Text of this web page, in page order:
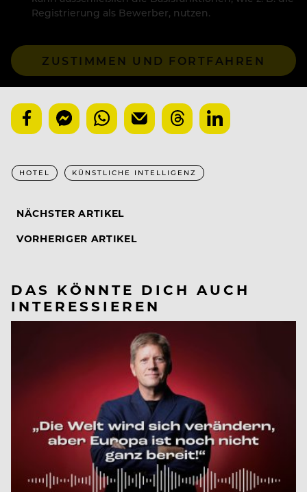
Registrierung als Bewerber, nutzen.
ZUSTIMMEN UND FORTFAHREN
HOTEL KÜNSTLICHE INTELLIGENZ
NÄCHSTER ARTIKEL
VORHERIGER ARTIKEL
DAS KÖNNTE DICH AUCH
INTERESSIEREN